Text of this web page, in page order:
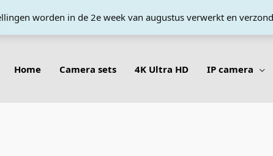
worden in de 2e week van augustus verwerkt en
Home
Camera sets 4K Ultra HD IP camera